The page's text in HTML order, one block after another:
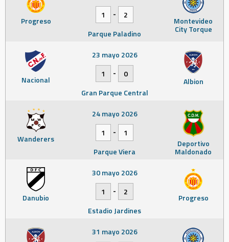
Progreso Montevideo
City Torque
1
-
2
Parque Paladino
Nacional Albion
23 mayo 2026
1
-
0
Gran Parque Central
Wanderers Deportivo
Maldonado
24 mayo 2026
1
-
1
Parque Viera
Danubio Progreso
30 mayo 2026
1
-
2
Estadio Jardines
31 mayo 2026